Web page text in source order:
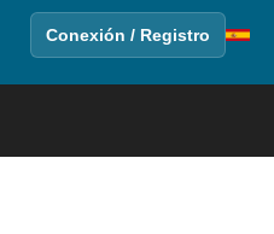
Conexión / Registro